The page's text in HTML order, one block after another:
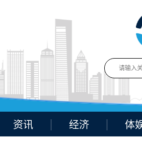
资讯 经济 体